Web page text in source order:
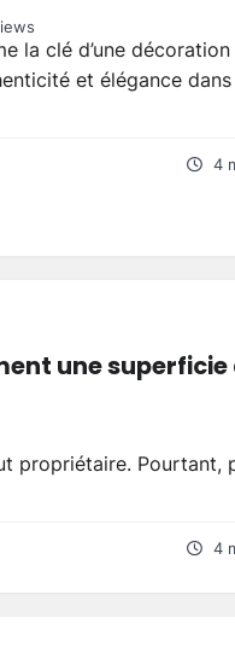
la clé d’une décoration
et élégance dans
4
une superficie
propriétaire. Pourtant,
4